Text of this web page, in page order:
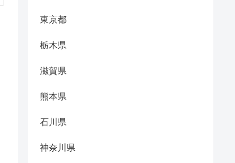
東京都
栃木県
滋賀県
熊本県
石川県
神奈川県